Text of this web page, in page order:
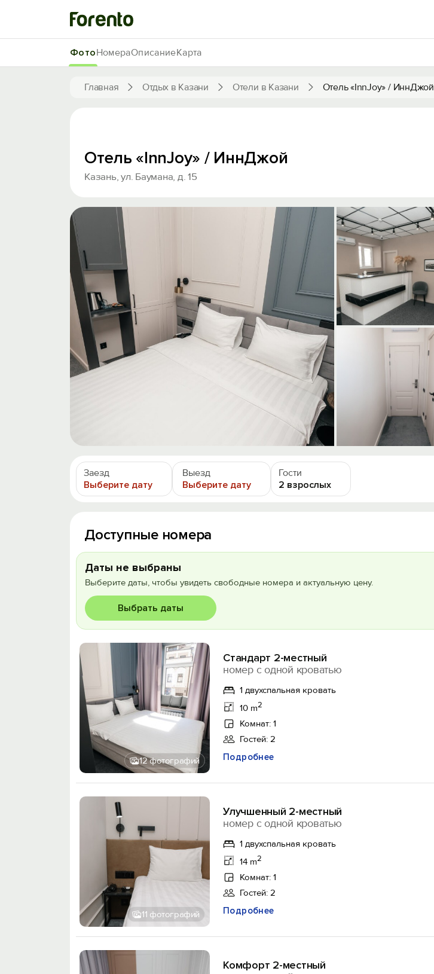
Главная Отдых в Казани Отели в Казани Отель «InnJoy» / ИннДжой
ФотоНомераОписаниеКарта
Отель «InnJoy» / ИннДжой
Казань, ул. Баумана, д. 15
Заезд
Выберите дату
Выезд
Выберите дату
Гости
2 взрослых
Доступные номера
Даты не выбраны
Выберите даты, чтобы увидеть свободные номера и актуальную цену.
Выбрать даты
12 фотографий
Стандарт 2-местный
номер с одной кроватью
1 двухспальная кровать
10 m2
Комнат: 1
Гостей: 2
Подробнее
11 фотографий
Улучшенный 2-местный
номер с одной кроватью
1 двухспальная кровать
14 m2
Комнат: 1
Гостей: 2
Подробнее
Комфорт 2-местный